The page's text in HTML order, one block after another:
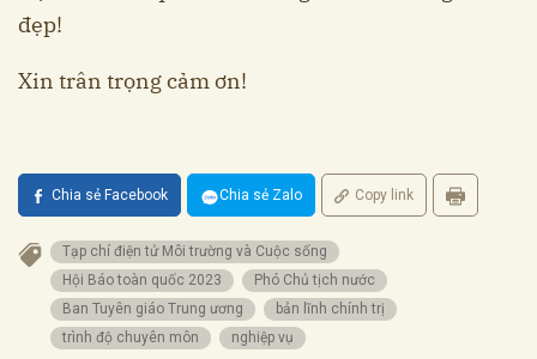
đẹp!
Xin trân trọng cảm ơn!
Chia sẻ Facebook Chia sẻ Zalo Copy link
Tạp chí điện tử Môi trường và Cuộc sống
Hội Báo toàn quốc 2023
Phó Chủ tịch nước
Ban Tuyên giáo Trung ương
bản lĩnh chính trị
trình độ chuyên môn
nghiệp vụ